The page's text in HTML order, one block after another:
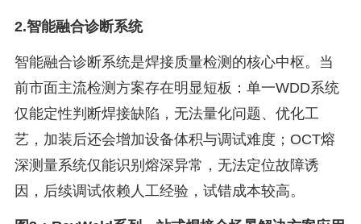
2.智能融合诊断系统
智能融合诊断系统是焊接质量检测的核心中枢。当
前市面主流检测方案存在明显短板：单一WDD系统
仅能定性判断焊接缺陷，无法量化问题、优化工
艺，加装后还会增加设备体积与调试难度；OCT熔
深测量系统仅能识别熔深异常，无法定位故障诱
因，后续调试依赖人工经验，试错成本较高。